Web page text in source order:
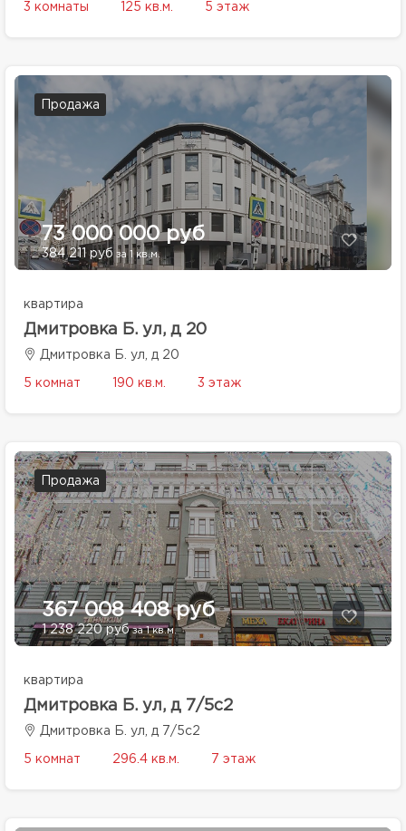
3 комнаты 125 кв.м. 5 этаж
Продажа
73 000 000 руб
384 211 руб за 1 кв.м.
квартира
Дмитровка Б. ул, д 20
Дмитровка Б. ул, д 20
5 комнат 190 кв.м. 3 этаж
Продажа
367 008 408 руб
1 238 220 рубза 1 кв.м.
квартира
Дмитровка Б. ул, д 7/5с2
Дмитровка Б. ул, д 7/5с2
5 комнат 296.4 кв.м. 7 этаж